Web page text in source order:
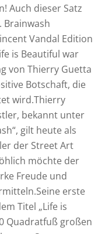
Auch dieser Satz
Vandal Edition
is Beautiful war
von Thierry Guetta
Botschaft, die
wird.Thierry
bekannt unter
gilt heute als
der Street Art
möchte der
Freude und
erste
Titel „Life is
Quadratfuß großen